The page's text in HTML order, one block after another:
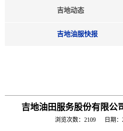
吉地动态
吉地油服快报
吉地油田服务股份有限公
浏览次数：2109 日期：